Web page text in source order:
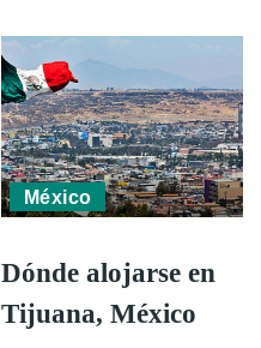
México
Dónde alojarse en
Tijuana, México